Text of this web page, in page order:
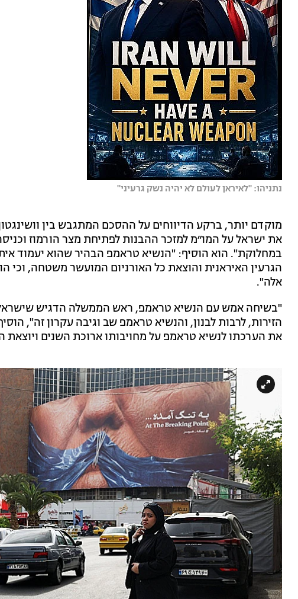
נתניהו: "לאיראן לעולם לא יהיה נשק גרעיני"
מוקדם יותר, ברקע הדיווחים על ההסכם המתגבש בין
את ישראל על המו״מ למזכר ההבנות לפתיחת מצר הורמוז
במחלוקת". הוא הוסיף: "הנשיא טראמפ הבהיר שהוא יעמוד
הגרעין האיראנית והוצאת כל האורניום המועשר משטחה, וכי
אלה".
"בשיחה אמש עם הנשיא טראמפ, ראש הממשלה הדגיש שישראל
הזירות, לרבות לבנון, והנשיא טראמפ שב וגיבה עקרון זה",
את הערכתו לנשיא טראמפ על מחויבותו ארוכת השנים ויוצאת